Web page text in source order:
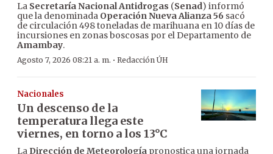
La Secretaría Nacional Antidrogas (Senad) informó
que la denominada Operación Nueva Alianza 56 sacó
de circulación 498 toneladas de marihuana en 10 días de
incursiones en zonas boscosas por el Departamento de
Amambay.
Agosto 7, 2026 08:21 a. m. · Redacción ÚH
Nacionales
Un descenso de la
temperatura llega este
viernes, en torno a los 13°C
La Dirección de Meteorología pronostica una jornada